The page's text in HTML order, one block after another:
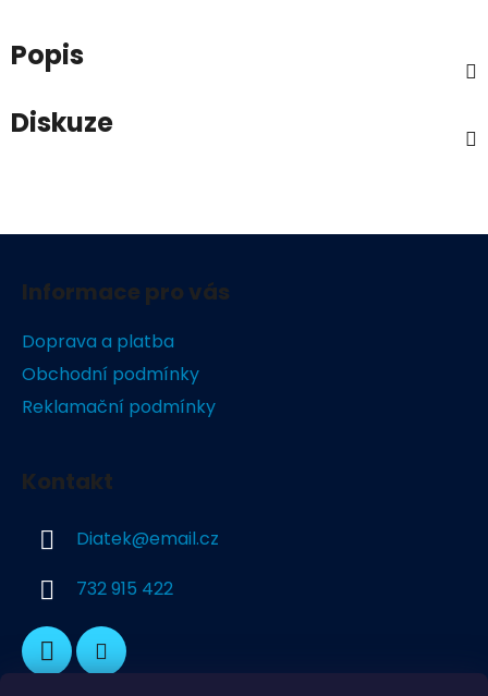
Popis
Diskuze
Z
Informace pro vás
Doprava a platba
Obchodní podmínky
Reklamační podmínky
Kontakt
Diatek@email.cz
732 915 422